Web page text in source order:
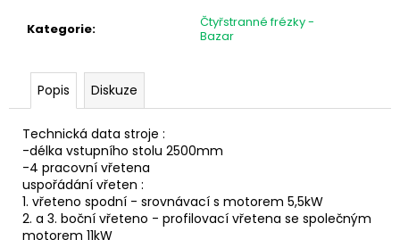
Kategorie:
Čtyřstranné frézky -
Bazar
Popis Diskuze
Technická data stroje :
-délka vstupního stolu 2500mm
-4 pracovní vřetena
uspořádání vřeten :
1. vřeteno spodní - srovnávací s motorem 5,5kW
2. a 3. boční vřeteno - profilovací vřetena se společným
motorem 11kW
e
m
e